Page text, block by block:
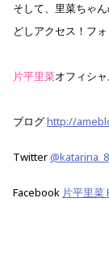
そして、里菜ちゃ
どしアクセス！フ
片平里菜オフィシ
ブログhttp://
Twitter
Facebook 片平里菜